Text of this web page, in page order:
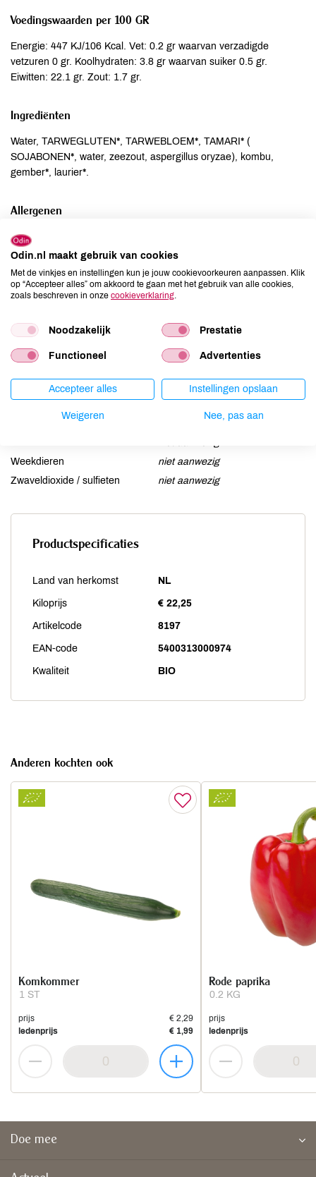
Voedingswaarden per 100 GR
Energie: 447 KJ/106 Kcal. Vet: 0.2 gr waarvan verzadigde
vetzuren 0 gr. Koolhydraten: 3.8 gr waarvan suiker 0.5 gr.
Eiwitten: 22.1 gr. Zout: 1.7 gr.
Ingrediënten
Water, TARWEGLUTEN*, TARWEBLOEM*, TAMARI* (
SOJABONEN*, water, zeezout, aspergillus oryzae), kombu,
gember*, laurier*.
Allergenen
Aardnoten
Ei
niet aanwezig
Gluten
aanwezig
Lactose
niet aanwezig
Mosterd
niet aanwezig
Noten
niet aanwezig
niet aanwezig
Weekdieren
niet aanwezig
Zwaveldioxide / sulfieten
niet aanwezig
Productspecificaties
Land van herkomst NL
Kiloprijs € 22,25
Artikelcode 8197
EAN-code 5400313000974
Kwaliteit BIO
Anderen kochten ook
1 ST
Komkommer
prijs
€ 2,29
ledenprijs
€ 1,99
0.2 KG
Rode paprika
prijs
ledenprijs
Doe mee
Odin.nl maakt gebruik van cookies
Met de vinkjes en instellingen kun je jouw cookievoorkeuren aanpassen. Klik
op “Accepteer alles” om akkoord te gaan met het gebruik van alle cookies,
zoals beschreven in onze cookieverklaring.
Noodzakelijk Prestatie
Functioneel Advertenties
Accepteer alles Instellingen opslaan
Weigeren Nee, pas aan